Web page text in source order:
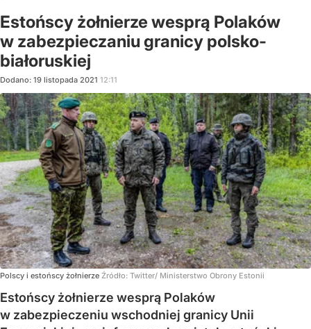
Estońscy żołnierze wesprą Polaków
w zabezpieczaniu granicy polsko-
białoruskiej
Dodano: 19 listopada 2021 12:11
Polscy i estońscy żołnierze Źródło: Twitter/ Ministerstwo Obrony Estonii
Estońscy żołnierze wesprą Polaków
w zabezpieczeniu wschodniej granicy Unii